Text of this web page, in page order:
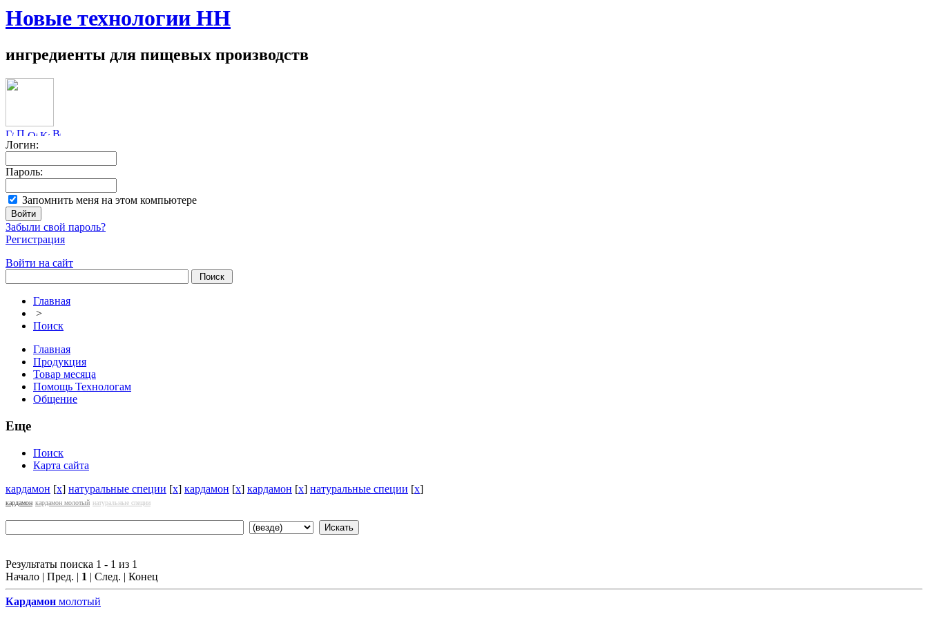
Новые технологии НН
ингредиенты для пищевых производств
Логин:
Пароль:
Запомнить меня на этом компьютере
Забыли свой пароль?
Регистрация
Войти на сайт
Главная
>
Поиск
Главная
Продукция
Товар месяца
Помощь Технологам
Общение
Еще
Поиск
Карта сайта
кардамон [x] натуральные специи [x] кардамон [x] кардамон [x] натуральные специи [x]
кардамон кардамон молотый натуральные специи
Результаты поиска 1 - 1 из 1
Начало | Пред. | 1 | След. | Конец
Кардамон молотый